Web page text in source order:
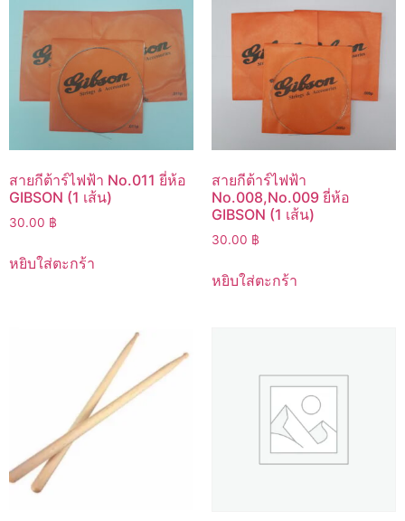
สายกีต้าร์ไฟฟ้า No.011 ยี่ห้อ
GIBSON (1 เส้น)
30.00 ฿
หยิบใส่ตะกร้า
สายกีต้าร์ไฟฟ้า
No.008,No.009 ยี่ห้อ
GIBSON (1 เส้น)
30.00 ฿
หยิบใส่ตะกร้า